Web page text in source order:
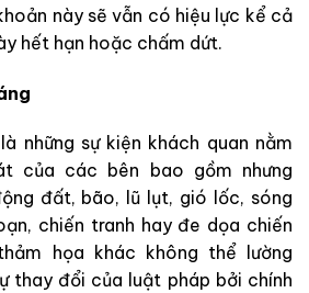
này sẽ vẫn có hiệu lực kể cả
hết hạn hoặc chấm dứt.
những sự kiện khách quan nằm
của các bên bao gồm nhưng
đất, bão, lũ lụt, gió lốc, sóng
chiến tranh hay đe dọa chiến
họa khác không thể lường
thay đổi của luật pháp bởi chính